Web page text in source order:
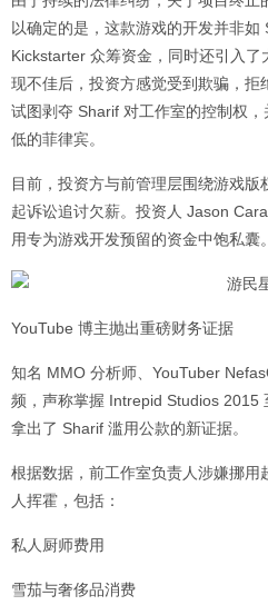
以确定的是，这款游戏的开发并非
Kickstarter 众筹资金，同时还引入
现不佳后，投资方感觉受到欺骗，拒
试图剥夺 Sharif 对工作室的控制权
低的菲律宾。
目前，投资方与前管理层围绕游戏
起诉讼追讨欠薪。投资人 Jason
用专为游戏开发预留的资金中饱私囊。
YouTube 博主抛出重磅财务证据
知名 MMO 分析师、YouTuber
频，声称掌握 Intrepid Studios 2015
拿出了 Sharif 滥用公款的新证据。
根据数据，前工作室负责人涉嫌挪
人挥霍，包括：
私人厨师费用
雪茄与奢侈品消费